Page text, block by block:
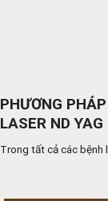
PHƯƠNG
LASER ND YAG
Trong tất cả các bệnh